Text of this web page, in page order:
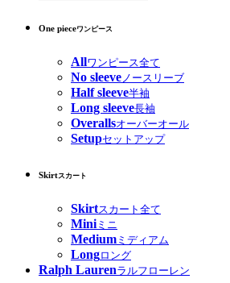
One pieceワンピース
Allワンピース全て
No sleeveノースリーブ
Half sleeve半袖
Long sleeve長袖
Overallsオーバーオール
Setupセットアップ
Skirtスカート
Skirtスカート全て
Miniミニ
Medium ミディアム
Longロング
Ralph Laurenラルフローレン